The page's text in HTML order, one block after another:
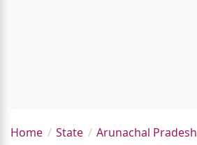
Home State Arunachal Pradesh